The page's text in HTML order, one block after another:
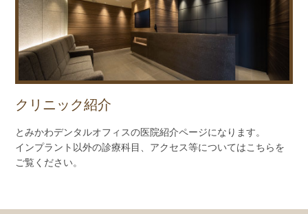
クリニック紹介
とみかわデンタルオフィスの医院紹介ページになります。
インプラント以外の診療科目、アクセス等についてはこちらを
ご覧ください。